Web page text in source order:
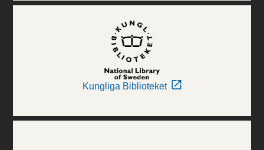
Kungliga Biblioteket